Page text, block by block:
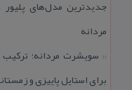
جدیدترین مدل‌های
مردانه
:: سویشرت مردانه؛ تركیب
برای استایل پاییزی و